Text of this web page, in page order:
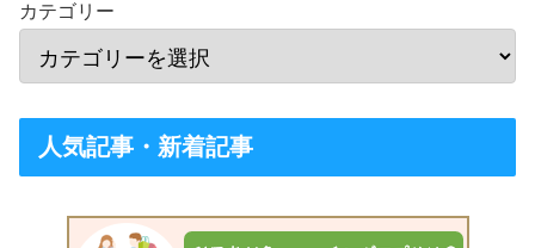
カテゴリー
人気記事・新着記事